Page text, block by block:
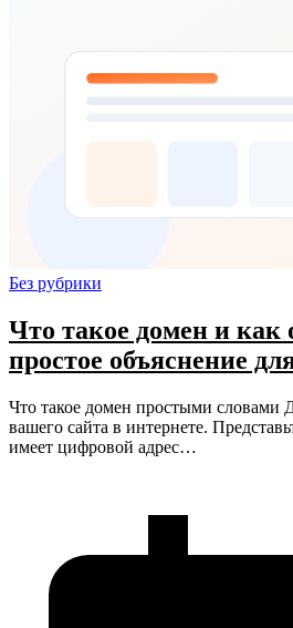
Без рубрики
Что такое домен и как
простое объяснение
Что такое домен простыми словами
вашего сайта в интернете.
имеет цифровой адрес…